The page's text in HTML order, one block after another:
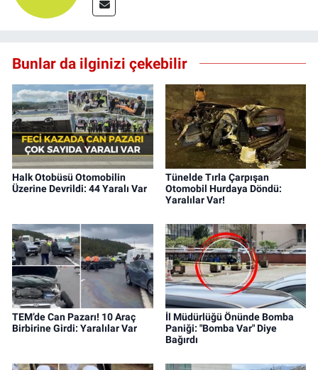
Bunlar da ilginizi çekebilir
Halk Otobüsü Otomobilin
Üzerine Devrildi: 44 Yaralı Var
Tünelde Tırla Çarpışan
Otomobil Hurdaya Döndü:
Yaralılar Var!
TEM’de Can Pazarı! 10 Araç
Birbirine Girdi: Yaralılar Var
İl Müdürlüğü Önünde Bomba
Paniği: "Bomba Var" Diye
Bağırdı